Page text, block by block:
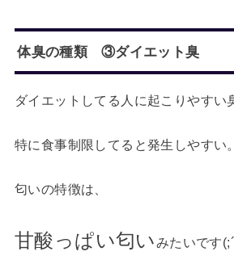
体臭の種類 ③ダイエット臭
ダイエットしてる人に起こりやすい
特に食事制限してると発生しやすい。
匂いの特徴は、
甘酸っぱい匂いみたいです